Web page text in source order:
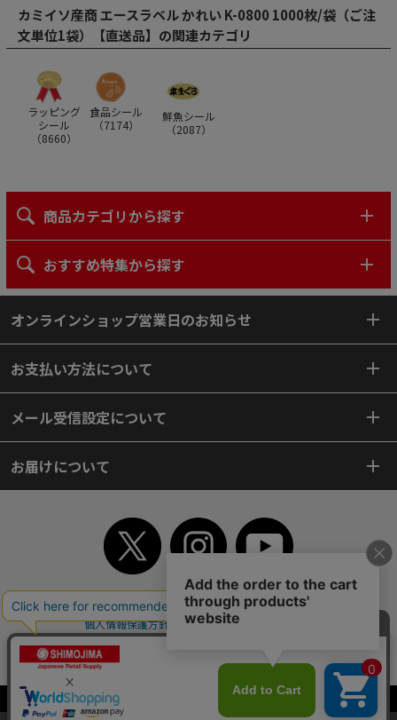
当サイトはクッキー（Cookie）を使用しています。Cookieの使用に同意いた
カミイソ産商 エースラベル かれい K-0800 1000枚/袋（ご注
文単位1袋）【直送品】の関連カテゴリ
ラッピング
シール
（8660）
食品シール
（7174）
鮮魚シール
（2087）
商品カテゴリから探す
おすすめ特集から探す
オンラインショップ営業日のお知らせ
お支払い方法について
メール受信設定について
お届けについて
TOP 初めてご利用のお客様へ ご利用案内
ご利用規約
個人情報保護方針
特定商取引法
よくあるご質問
お問い合わせ
サイトマップ
Copyright© 2018 SHIMOJIMA Co.,Ltd. All Rights Reserved.